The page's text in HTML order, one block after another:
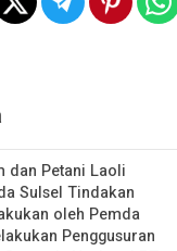
dan Petani Laoli
Sulsel Tindakan
oleh Pemda
Penggusuran